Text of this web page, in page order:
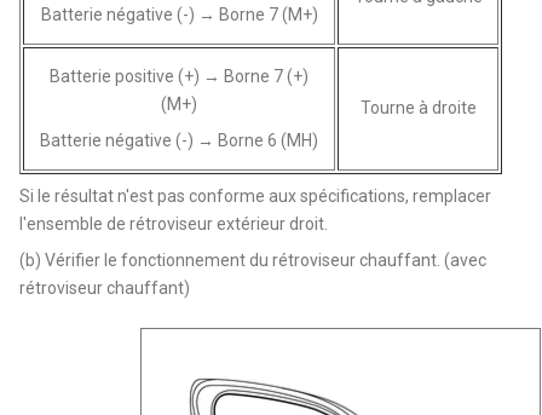
Batterie négative (-) → Borne 7 (M+)
Batterie positive (+) → Borne 7 (+)
(M+)
Batterie négative (-) → Borne 6 (MH)
Tourne à droite
Si le résultat n'est pas conforme aux spécifications, remplacer
l'ensemble de rétroviseur extérieur droit.
(b) Vérifier le fonctionnement du rétroviseur chauffant. (avec
rétroviseur chauffant)